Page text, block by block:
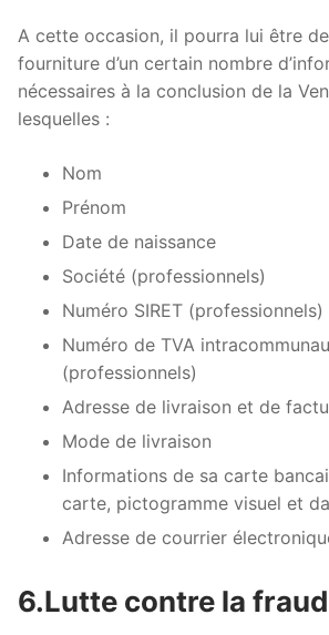
A cette occasion, il pourra lui être
fourniture d’un certain nombre
nécessaires à la conclusion de la
lesquelles :
Nom
Prénom
Date de naissance
Société (professionnels)
Numéro SIRET (professionnels)
Numéro de TVA
(professionnels)
Adresse de livraison et de
Mode de livraison
Informations de sa carte
carte, pictogramme visuel et
Adresse de courrier
6.Lutte contre la